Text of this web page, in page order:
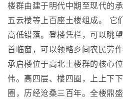
楼群由建于明代中期至现代的
五云楼等上百座土楼组成。 它
高低错落。登楼凭栏，可以眺
首临窗，可以领略乡间农民劳
承启楼位于高北土楼群的核心
伟。高四层、楼四圈，上上下
圈，历经沧桑三百年。全楼鼎